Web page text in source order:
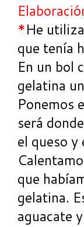
*He
que tenía
En un bol
gelatina
Ponemos
será
el queso
que
gelatina.
aguacate